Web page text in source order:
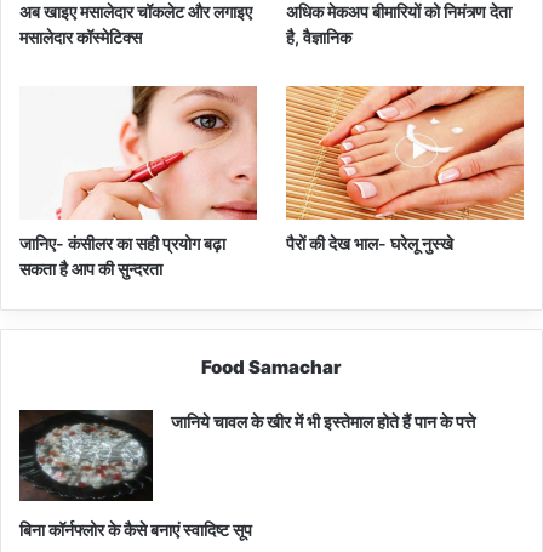
अब खाइए मसालेदार चॉकलेट और लगाइए
मसालेदार कॉस्‍मेटिक्‍स
अधिक मेकअप बीमारियों को निमंत्र्ण देता
है, वैज्ञानिक
जानिए- कंसीलर का सही प्रयोग बढ़ा
सकता है आप की सुन्दरता
पैरों की देख भाल- घरेलू नुस्खे
Food Samachar
जानिये चावल के खीर में भी इस्तेमाल होते हैं पान के पत्ते
बिना कॉर्नफ्लोर के कैसे बनाएं स्वादिष्ट सूप